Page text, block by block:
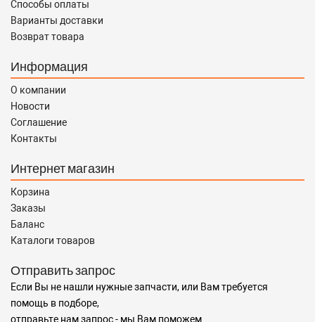
Способы оплаты
Варианты доставки
Возврат товара
Информация
О компании
Новости
Соглашение
Контакты
Интернет магазин
Корзина
Заказы
Баланс
Каталоги товаров
Отправить запрос
Если Вы не нашли нужные запчасти, или Вам требуется
помощь в подборе,
отправьте нам запрос - мы Вам поможем